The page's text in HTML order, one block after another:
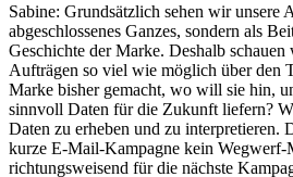
Sabine: Grundsätzlich sehen wir unsere
abgeschlossenes Ganzes, sondern als
Geschichte der Marke. Deshalb
Aufträgen so viel wie möglich über den
Marke bisher gemacht, wo will sie hin,
sinnvoll Daten für die Zukunft liefern?
Daten zu erheben und zu interpretieren.
kurze E-Mail-Kampagne kein Wegwerf-
richtungsweisend für die nächste